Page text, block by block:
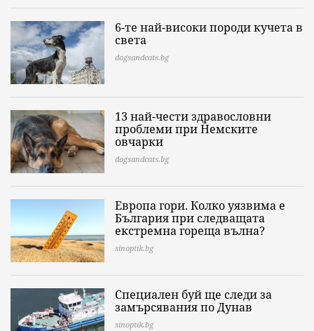
6-те най-високи породи кучета в
света
dogsandcats.bg
13 най-чести здравословни
проблеми при Немските
овчарки
dogsandcats.bg
Европа гори. Колко уязвима е
България при следващата
екстремна гореща вълна?
sinoptik.bg
Специален буй ще следи за
замърсявания по Дунав
sinoptik.bg